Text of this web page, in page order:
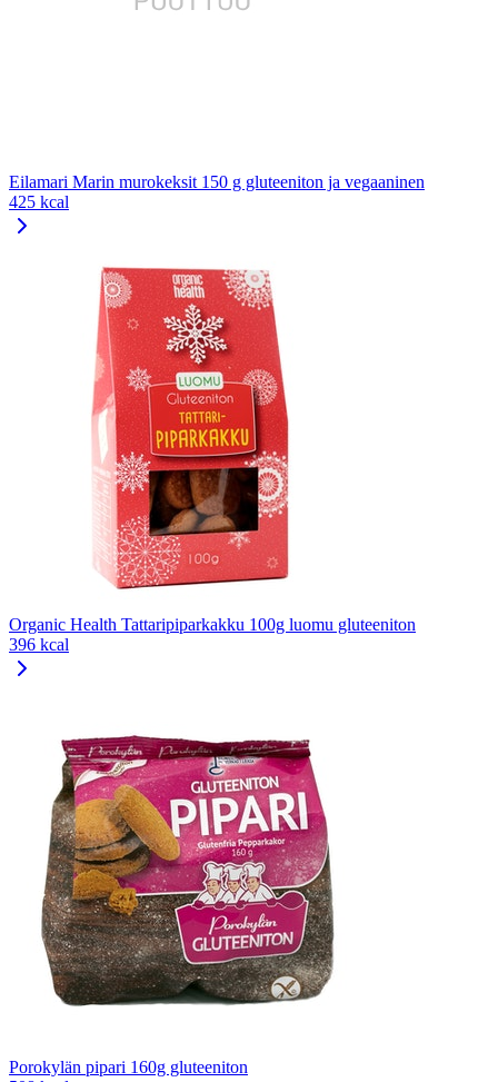
Eilamari Marin murokeksit 150 g gluteeniton ja vegaaninen
425 kcal
Organic Health Tattaripiparkakku 100g luomu gluteeniton
396 kcal
Porokylän pipari 160g gluteeniton